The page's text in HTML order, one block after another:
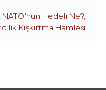
NATO'nun Hedefi Ne?
Kışkırtma Hamlesi